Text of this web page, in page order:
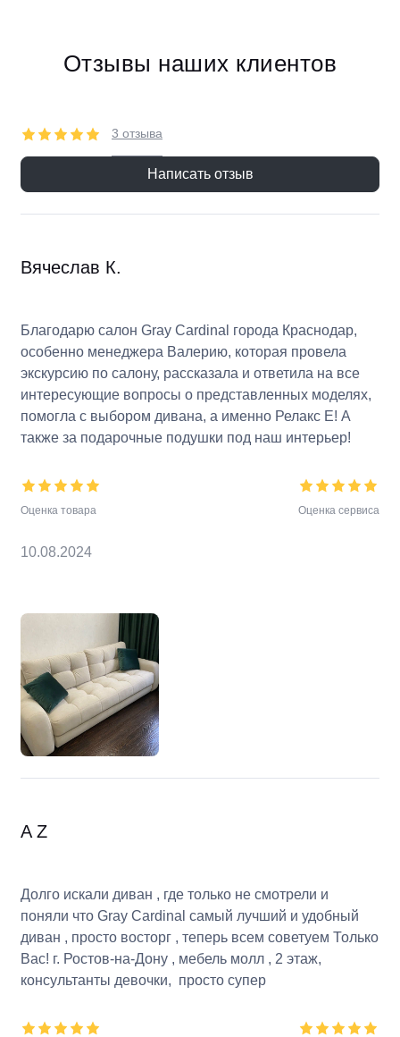
Отзывы наших клиентов
3 отзыва
Написать отзыв
Вячеслав К.
Благодарю салон Gray Cardinal города Краснодар,
особенно менеджера Валерию, которая провела
экскурсию по салону, рассказала и ответила на все
интересующие вопросы о представленных моделях,
помогла с выбором дивана, а именно Релакс Е! А
также за подарочные подушки под наш интерьер!
Оценка товара Оценка сервиса
10.08.2024
A Z
Долго искали диван , где только не смотрели и
поняли что Gray Cardinal самый лучший и удобный
диван , просто восторг , теперь всем советуем Только
Вас! г. Ростов-на-Дону , мебель молл , 2 этаж,
консультанты девочки, просто супер